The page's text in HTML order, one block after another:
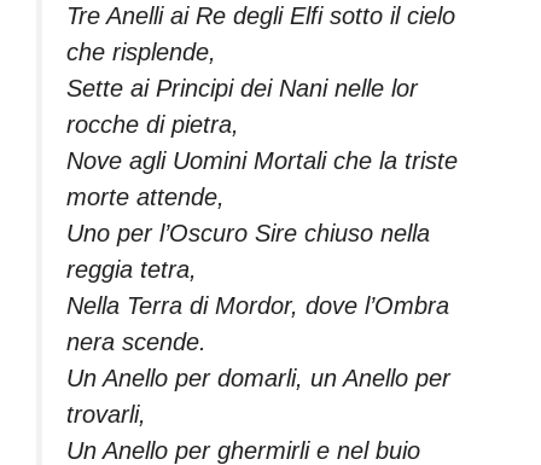
Tre Anelli ai Re degli Elfi sotto il cielo
che risplende,
Sette ai Principi dei Nani nelle lor
rocche di pietra,
Nove agli Uomini Mortali che la triste
morte attende,
Uno per l’Oscuro Sire chiuso nella
reggia tetra,
Nella Terra di Mordor, dove l’Ombra
nera scende.
Un Anello per domarli, un Anello per
trovarli,
Un Anello per ghermirli e nel buio